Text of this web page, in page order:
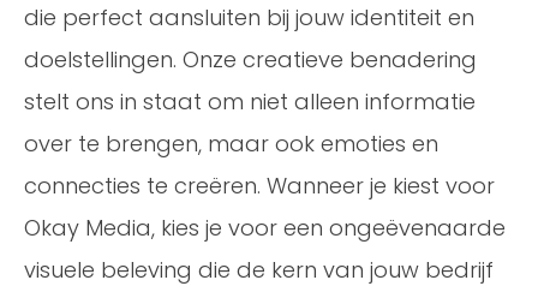
die perfect aansluiten bij jouw identiteit en
doelstellingen. Onze creatieve benadering
stelt ons in staat om niet alleen informatie
over te brengen, maar ook emoties en
connecties te creëren. Wanneer je kiest voor
Okay Media, kies je voor een ongeëvenaarde
visuele beleving die de kern van jouw bedrijf